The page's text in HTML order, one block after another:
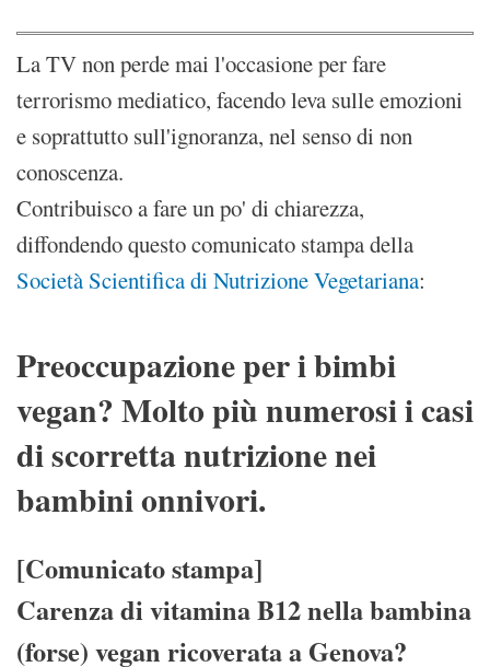
La TV non perde mai l'occasione per fare
terrorismo mediatico, facendo leva sulle emozioni
e soprattutto sull'ignoranza, nel senso di non
conoscenza.
Contribuisco a fare un po' di chiarezza,
diffondendo questo comunicato stampa della
Società Scientifica di Nutrizione Vegetariana:
Preoccupazione per i bimbi
vegan? Molto più numerosi i casi
di scorretta nutrizione nei
bambini onnivori.
[Comunicato stampa]
Carenza di vitamina B12 nella bambina
(forse) vegan ricoverata a Genova?